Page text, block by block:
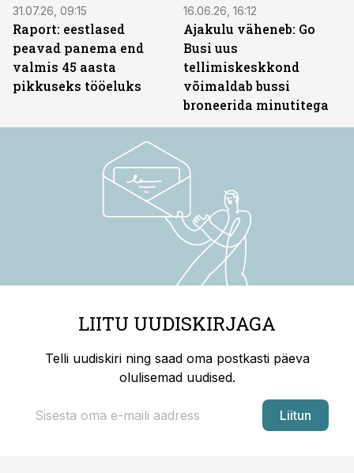
31.07.26, 09:15
Raport: eestlased
peavad panema end
valmis 45 aasta
pikkuseks tööeluks
16.06.26, 16:12
Ajakulu väheneb: Go
Busi uus
tellimiskeskkond
võimaldab bussi
broneerida minutitega
LIITU UUDISKIRJAGA
Telli uudiskiri ning saad oma postkasti päeva
olulisemad uudised.
Liitun